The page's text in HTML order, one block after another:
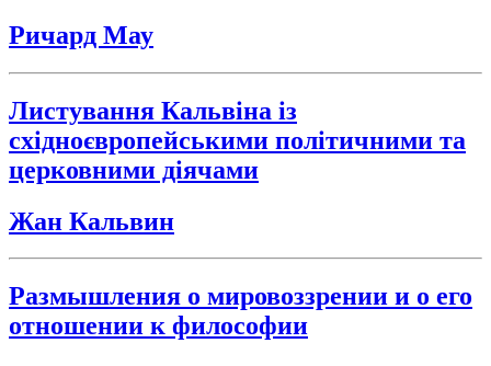
Ричард Мау
Листування Кальвіна із
східноєвропейськими політичними та
церковними діячами
Жан Кальвин
Размышления о мировоззрении и о его
отношении к философии